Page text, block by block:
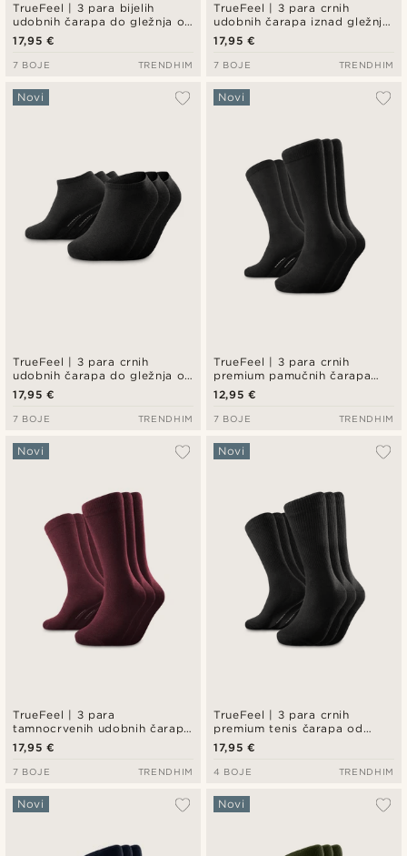
TrueFeel | 3 para bijelih
udobnih čarapa do gležnja od
bambusa
17,95 €
7 BOJE TRENDHIM
TrueFeel | 3 para crnih
udobnih čarapa iznad gležnja
od bambusa
17,95 €
7 BOJE TRENDHIM
TrueFeel | 3 para crnih
udobnih čarapa do gležnja od
bambusa
Novi
17,95 €
7 BOJE TRENDHIM
TrueFeel | 3 para crnih
premium pamučnih čarapa
iznad gležnja
Novi
12,95 €
7 BOJE TRENDHIM
TrueFeel | 3 para
tamnocrvenih udobnih čarapa
iznad gležnja od bambusa
Novi
17,95 €
7 BOJE TRENDHIM
TrueFeel | 3 para crnih
premium tenis čarapa od
pamuka
Novi
17,95 €
4 BOJE TRENDHIM
Novi Novi